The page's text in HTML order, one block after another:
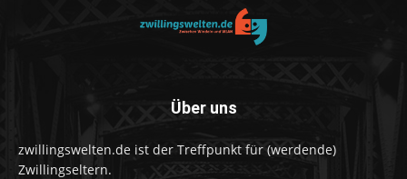
Über uns
zwillingswelten.de ist der Treffpunkt für (werdende)
Zwillingseltern.